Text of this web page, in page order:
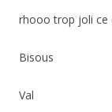
rhooo trop joli ce
Bisous
Val